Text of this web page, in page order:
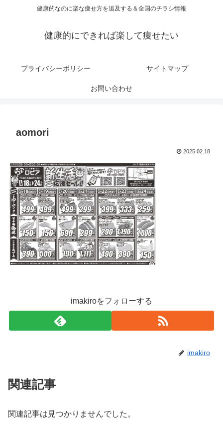
健康的なのに楽な痩せ方を追及する＆全国のチラシ情報
健康的にできれば楽して痩せたい
プライバシーポリシー サイトマップ
お問い合わせ
aomori
2025.02.18
imakiroをフォローする
imakiro
関連記事
関連記事は見つかりませんでした。